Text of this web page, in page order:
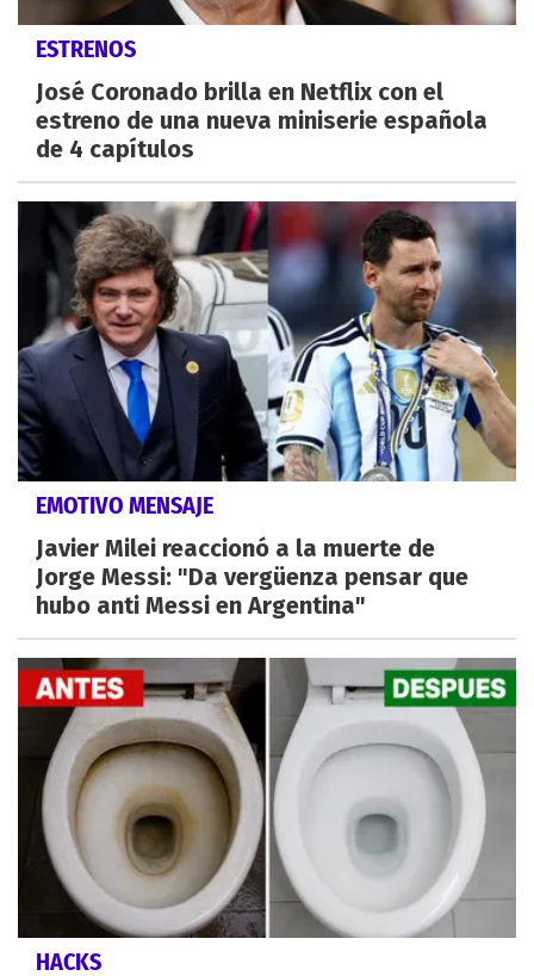
ESTRENOS
José Coronado brilla en Netflix con el
estreno de una nueva miniserie española
de 4 capítulos
EMOTIVO MENSAJE
Javier Milei reaccionó a la muerte de
Jorge Messi: "Da vergüenza pensar que
hubo anti Messi en Argentina"
HACKS